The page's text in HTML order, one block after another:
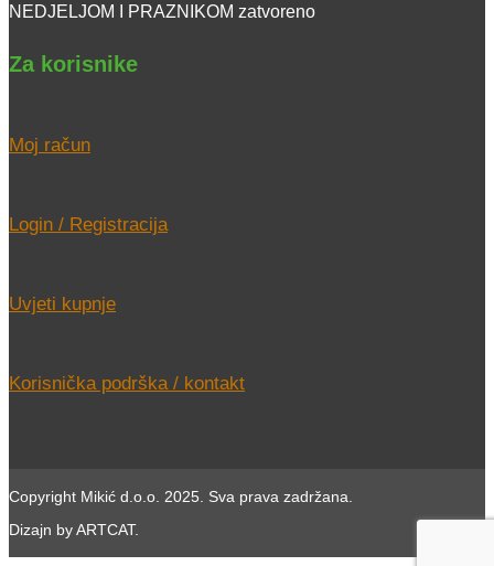
NEDJELJOM I PRAZNIKOM zatvoreno
Za korisnike
Moj račun
Login / Registracija
Uvjeti kupnje
Korisnička podrška / kontakt
Copyright Mikić d.o.o. 2025. Sva prava zadržana.
Dizajn by ARTCAT.